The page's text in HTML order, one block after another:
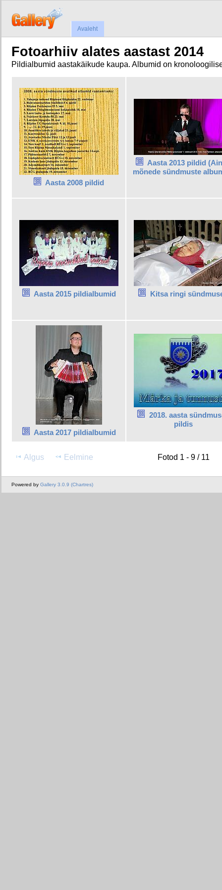
Avaleht
Fotoarhiiv alates aastast 2014
Pildialbumid aastakäikude kaupa. Albumid on
Aasta 2008 pildid
Aasta 2013 pildid
mõnede sündmuste
Aasta 2015 pildialbumid Kitsa ringi
Aasta 2017 pildialbumid
2018. aasta
pildis
Algus Eelmine Fotod 1 - 9 / 11
Powered by Gallery 3.0.9 (Chartres)